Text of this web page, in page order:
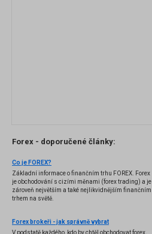
Forex - doporučené články:
Co je FOREX?
Základní informace o finančním trhu FOREX. Forex
je obchodování s cizími měnami (forex trading) a je
zároveň největším a také nejlikvidnějším finančním
trhem na světě.
Forex brokeři - jak správně vybrat
V podstatě každého, kdo by chtěl obchodovat forex,